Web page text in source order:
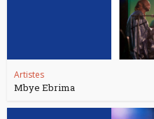
Artistes
Mbye Ebrima